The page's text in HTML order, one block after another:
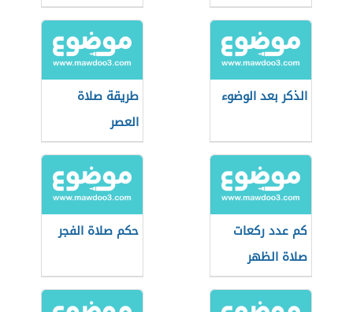
الذكر بعد الوضوء
طريقة صلاة
العصر
كم عدد ركعات
صلاة الظهر
حكم صلاة الفجر